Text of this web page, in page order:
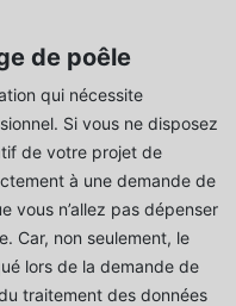
de poêle
qui nécessite
Si vous ne disposez
de votre projet de
à une demande de
vous n’allez pas dépenser
Car, non seulement, le
lors de la demande de
traitement des données